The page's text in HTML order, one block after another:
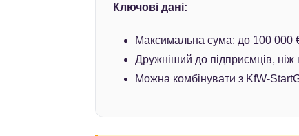
Ключові дані:
Максимальна сума: до 100 000 €
Дружніший до підприємців, ніж
Можна комбінувати з KfW-